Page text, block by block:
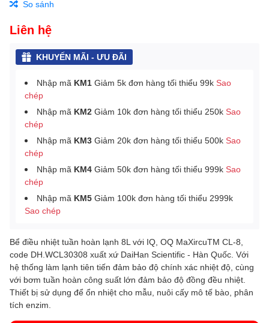
So sánh
Liên hệ
KHUYẾN MÃI - ƯU ĐÃI
Nhập mã KM1 Giảm 5k đơn hàng tối thiểu 99k Sao
chép
Nhập mã KM2 Giảm 10k đơn hàng tối thiểu 250k Sao
chép
Nhập mã KM3 Giảm 20k đơn hàng tối thiểu 500k Sao
chép
Nhập mã KM4 Giảm 50k đơn hàng tối thiểu 999k Sao
chép
Nhập mã KM5 Giảm 100k đơn hàng tối thiểu 2999k
Sao chép
Bể điều nhiệt tuần hoàn lạnh 8L với IQ, OQ MaXircuTM CL-8,
code DH.WCL30308 xuất xứ DaiHan Scientific - Hàn Quốc. Với
hệ thống làm lạnh tiên tiến đảm bảo độ chính xác nhiệt độ, cùng
với bơm tuần hoàn công suất lớn đảm bảo độ đồng đều nhiệt.
Thiết bị sử dụng để ổn nhiệt cho mẫu, nuôi cấy mô tế bào, phân
tích enzim.